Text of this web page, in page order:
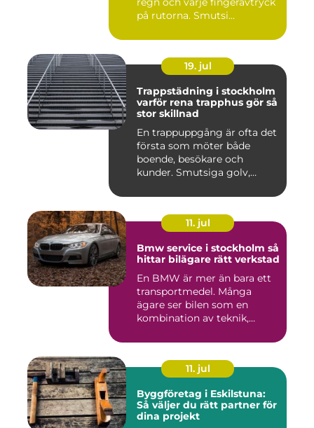
på rutorna. Smutsi...
19. jul
Trappstädning i stockholm
varför rena trapphus gör så
stor skillnad
En trappuppgång är ofta det
första som möter både
boende, besökare och
kunder. Smutsiga golv,
11. jul
Bmw service i stockholm så
hittar bilägare rätt verkstad
En BMW är mer än bara ett
transportmedel. Många
ägare ser bilen som en
kombination av teknik,
11. jul
Byggföretag i Eskilstuna:
Så väljer du rätt partner för
dina projekt